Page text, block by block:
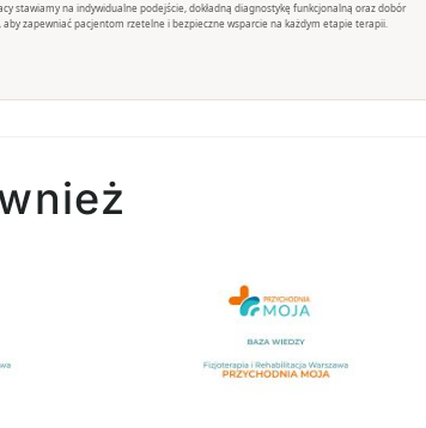
stawiamy na indywidualne podejście, dokładną diagnostykę funkcjonalną oraz dobór
zapewniać pacjentom rzetelne i bezpieczne wsparcie na każdym etapie terapii.